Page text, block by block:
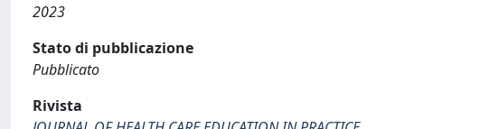
2023
Stato di pubblicazione
Pubblicato
Rivista